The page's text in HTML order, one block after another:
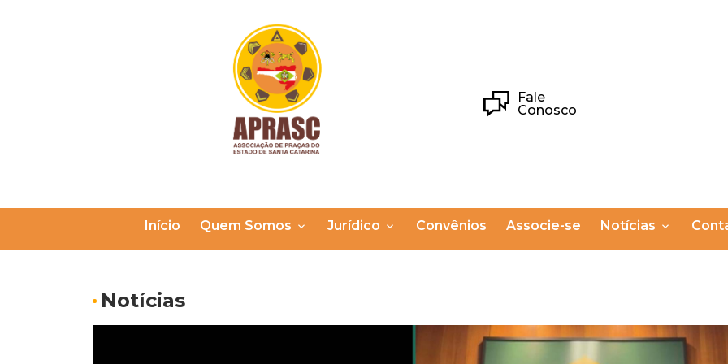
Fale
Conosco
Início Quem Somos Jurídico Convênios Associe-se Notícias
Notícias